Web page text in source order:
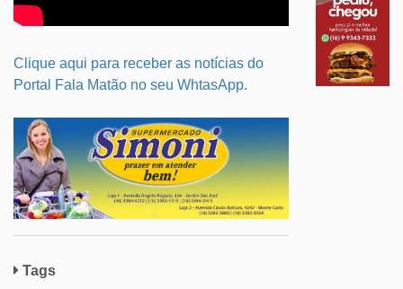
Clique aqui para receber as notícias do
Portal Fala Matão no seu WhtasApp.
Tags